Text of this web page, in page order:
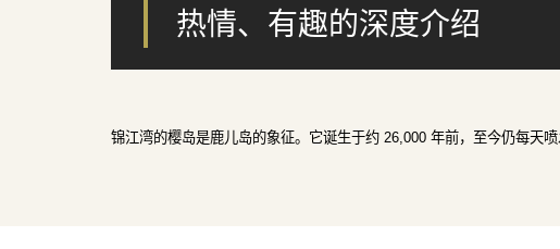
热情、有趣的深度介绍
锦江湾的樱岛是鹿儿岛的象征。它诞生于约 26,000 年前，至今仍每天